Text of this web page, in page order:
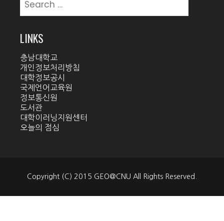
for:
LINKS
충남대학교
개인정보처리방침
대학정보공시
국제언어교육원
정보통신원
도서관
대학이러닝지원센터
오늘의 점심
Copyright (C) 2015 GEO@CNU All Rights Reserved.